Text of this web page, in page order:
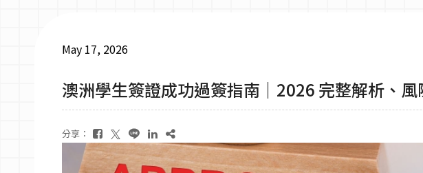
May 17, 2026
澳洲學生簽證成功過簽指南｜2026 完整解析、
分享：
大學碩士
技職學校